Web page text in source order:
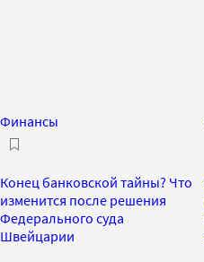
Финансы
Конец банковской тайны? Что
изменится после решения
Федерального суда
Швейцарии